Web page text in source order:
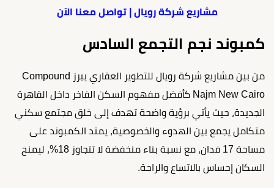
مشاريع شركة رويال | تواصل معنا الآن
كمبوند نجم التجمع السادس
من بين مشاريع شركة رويال للتطوير العقاري يبرز Compound
Najm New Cairo كأفضل مفهوم السكن الفاخر داخل القاهرة
الجديدة، حيث يأتي برؤية واضحة تهدف إلى خلق مجتمع سكني
متكامل يجمع بين الهدوء والخصوصية، يمتد الكمبوند على
مساحة 17 فدان، مع نسبة بناء منخفضة لا تتجاوز 18%، ليمنح
السكان إحساس بالاتساع والراحة.